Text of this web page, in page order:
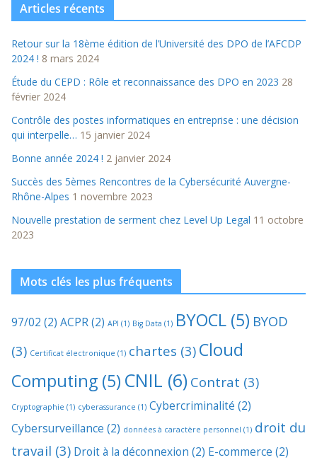
Articles récents
Retour sur la 18ème édition de l’Université des DPO de l’AFCDP
2024 ! 8 mars 2024
Étude du CEPD : Rôle et reconnaissance des DPO en 2023 28
février 2024
Contrôle des postes informatiques en entreprise : une décision
qui interpelle… 15 janvier 2024
Bonne année 2024 ! 2 janvier 2024
Succès des 5èmes Rencontres de la Cybersécurité Auvergne-
Rhône-Alpes 1 novembre 2023
Nouvelle prestation de serment chez Level Up Legal 11 octobre
2023
Mots clés les plus fréquents
97/02 (2) ACPR(2) API (1) Big Data (1) BYOCL (5) BYOD
(3) Certificat électronique (1) chartes (3) Cloud
Computing (5) CNIL (6) Contrat (3)
Cryptographie (1) cyberassurance (1) Cybercriminalité (2)
Cybersurveillance (2) données à caractère personnel (1) droit du
travail (3) Droit à la déconnexion (2) E-commerce (2)